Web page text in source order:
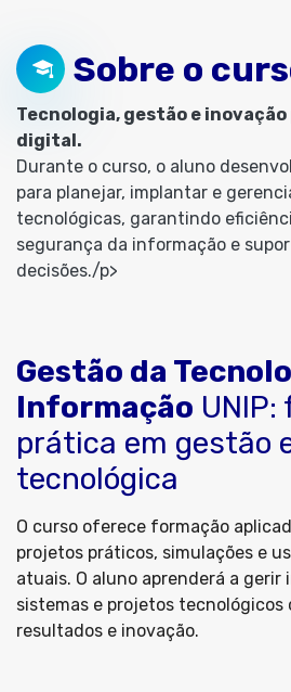
Sobre o
Tecnologia, gestão e
digital.
Durante o curso, o aluno
para planejar, implantar e
tecnológicas, garantindo
segurança da informação e
decisões./p>
Gestão da
Informação
prática em gestão
tecnológica
O curso oferece formação
projetos práticos, simulações e
atuais. O aluno aprenderá a
sistemas e projetos tecnológicos
resultados e inovação.